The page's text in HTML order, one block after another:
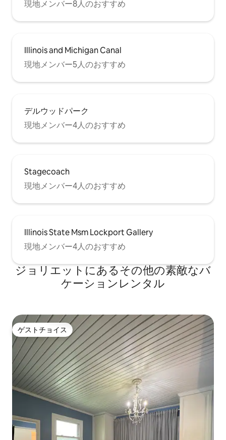
現地メンバー8人のおすすめ
Illinois and Michigan Canal
現地メンバー5人のおすすめ
デルウッドパーク
現地メンバー4人のおすすめ
Stagecoach
現地メンバー4人のおすすめ
Illinois State Msm Lockport Gallery
現地メンバー4人のおすすめ
ジョリエットにあるその他の素敵なバ
ケーションレンタル
ゲストチョイス
ゲストチョイス